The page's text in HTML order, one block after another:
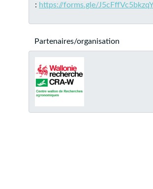
: https://forms.gle/
Partenaires/organisation